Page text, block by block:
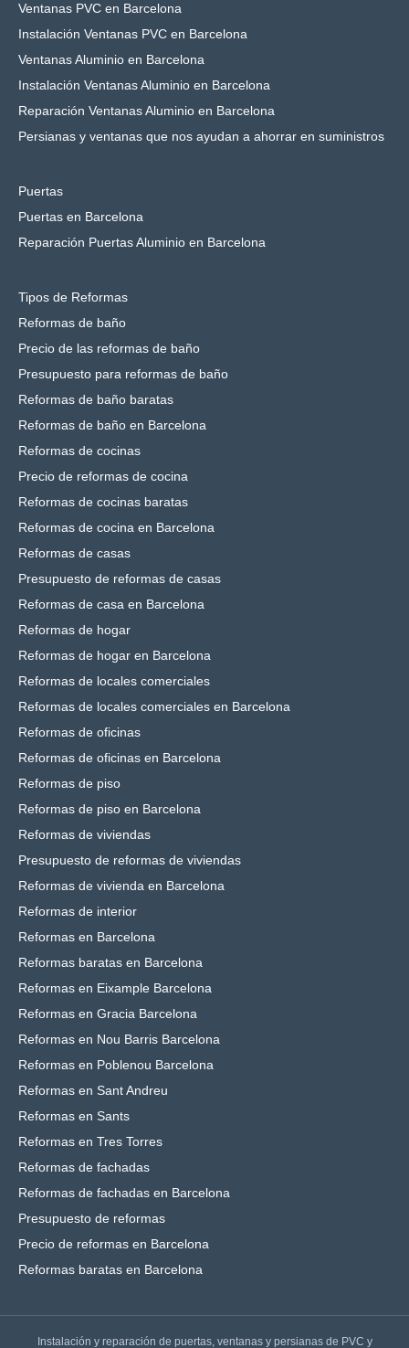
Ventanas PVC en Barcelona
Instalación Ventanas PVC en Barcelona
Ventanas Aluminio en Barcelona
Instalación Ventanas Aluminio en Barcelona
Reparación Ventanas Aluminio en Barcelona
Persianas y ventanas que nos ayudan a ahorrar en suministros
Puertas
Puertas en Barcelona
Reparación Puertas Aluminio en Barcelona
Tipos de Reformas
Reformas de baño
Precio de las reformas de baño
Presupuesto para reformas de baño
Reformas de baño baratas
Reformas de baño en Barcelona
Reformas de cocinas
Precio de reformas de cocina
Reformas de cocinas baratas
Reformas de cocina en Barcelona
Reformas de casas
Presupuesto de reformas de casas
Reformas de casa en Barcelona
Reformas de hogar
Reformas de hogar en Barcelona
Reformas de locales comerciales
Reformas de locales comerciales en Barcelona
Reformas de oficinas
Reformas de oficinas en Barcelona
Reformas de piso
Reformas de piso en Barcelona
Reformas de viviendas
Presupuesto de reformas de viviendas
Reformas de vivienda en Barcelona
Reformas de interior
Reformas en Barcelona
Reformas baratas en Barcelona
Reformas en Eixample Barcelona
Reformas en Gracia Barcelona
Reformas en Nou Barris Barcelona
Reformas en Poblenou Barcelona
Reformas en Sant Andreu
Reformas en Sants
Reformas en Tres Torres
Reformas de fachadas
Reformas de fachadas en Barcelona
Presupuesto de reformas
Precio de reformas en Barcelona
Reformas baratas en Barcelona
Instalación y reparación de puertas, ventanas y persianas de PVC y